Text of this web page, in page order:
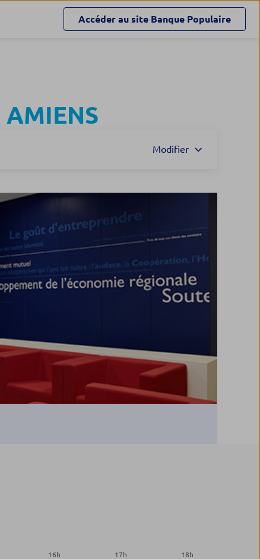
Accéder au site Banque Populaire
AMIENS
Modifier
16h 17h 18h